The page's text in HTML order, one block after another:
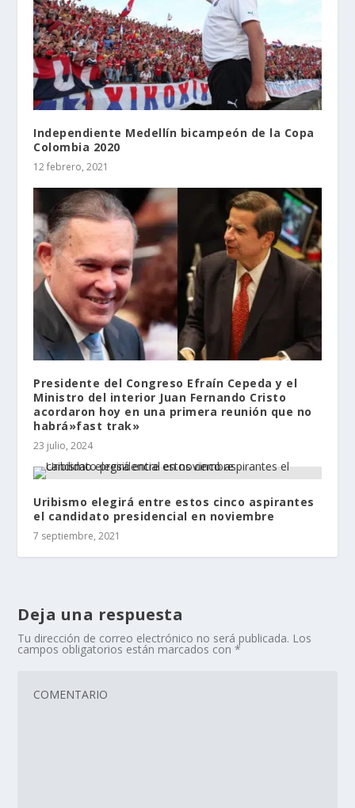
Independiente Medellín bicampeón de la Copa
Colombia 2020
12 febrero, 2021
Presidente del Congreso Efraín Cepeda y el
Ministro del interior Juan Fernando Cristo
acordaron hoy en una primera reunión que no
habrá»fast trak»
23 julio, 2024
Uribismo elegirá entre estos cinco aspirantes
el candidato presidencial en noviembre
7 septiembre, 2021
Deja una respuesta
Tu dirección de correo electrónico no será publicada. Los
campos obligatorios están marcados con*